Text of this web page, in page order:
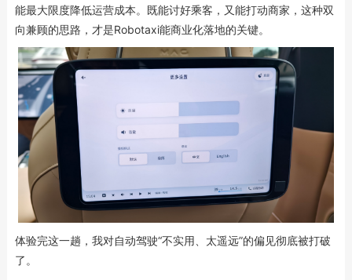
能最大限度降低运营成本。既能讨好乘客，又能打动商家，这种双
向兼顾的思路，才是Robotaxi能商业化落地的关键。
体验完这一趟，我对自动驾驶“不实用、太遥远”的偏见彻底被打破
了。